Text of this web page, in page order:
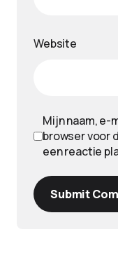
Website
Mijn naam, e-
browser voor
een reactie
Submit